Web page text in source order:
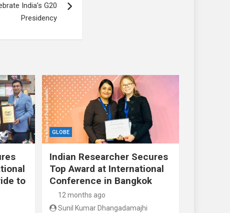
India’s G20
Presidency
to
GLOBE
Indian Researcher Secures
Top Award at International
Conference in Bangkok
12 months ago
Sunil Kumar Dhangadamajhi